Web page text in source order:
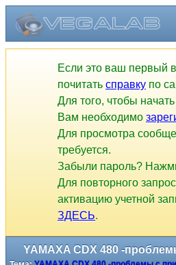
Если это ваш первый
почитать справку по
Для того, чтобы
Вам необходимо
Для просмотра
требуется.
Забыли пароль?
Для повторного
активацию учетной
ЗДЕСЬ.
YAMAXA CDX 480 -